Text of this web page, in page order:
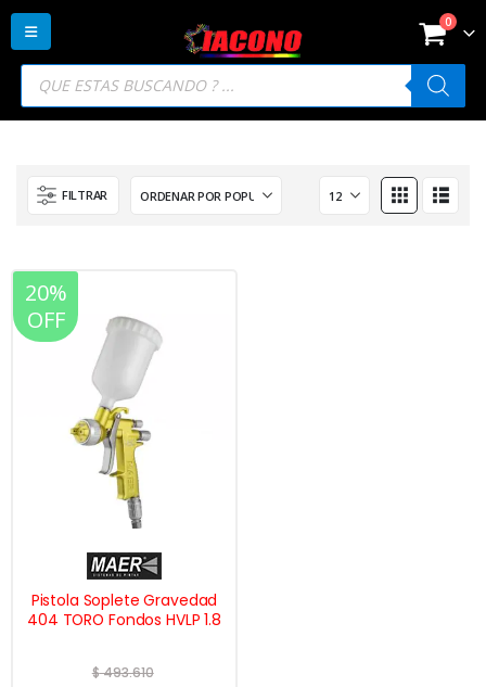
Búsqueda
productos
0
FILTRAR
20%
OFF
Pistola Soplete Gravedad
404 TORO Fondos HVLP 1.8
$493.610